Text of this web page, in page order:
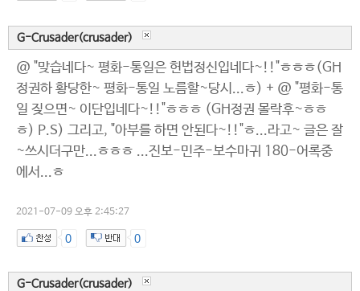
G-Crusader(crusader)
@ "맞습네다~ 평화-통일은 헌법정신입네다~!!"ㅎㅎㅎ(GH
정권하 황당한~ 평화-통일 노름할~당시...ㅎ) + @ "평화-통
일 짖으면~ 이단입네다~!!"ㅎㅎㅎ (GH정권 몰락후~ㅎㅎ
ㅎ) P.S) 그리고, "아부를 하면 안된다~!!"ㅎ...라고~ 글은 잘
~쓰시더구만...ㅎㅎㅎ ...진보-민주-보수마귀 180-어록중
에서...ㅎ
2021-07-09 오후 2:45:27
0 0
G-Crusader(crusader)